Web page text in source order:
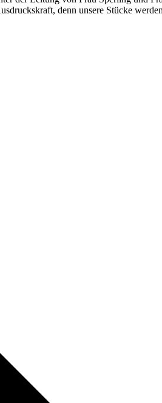
denn unsere Stücke